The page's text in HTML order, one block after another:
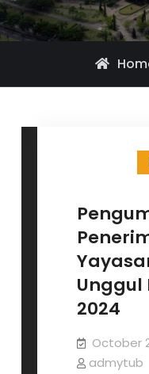
Unggul
2024
October
admytub